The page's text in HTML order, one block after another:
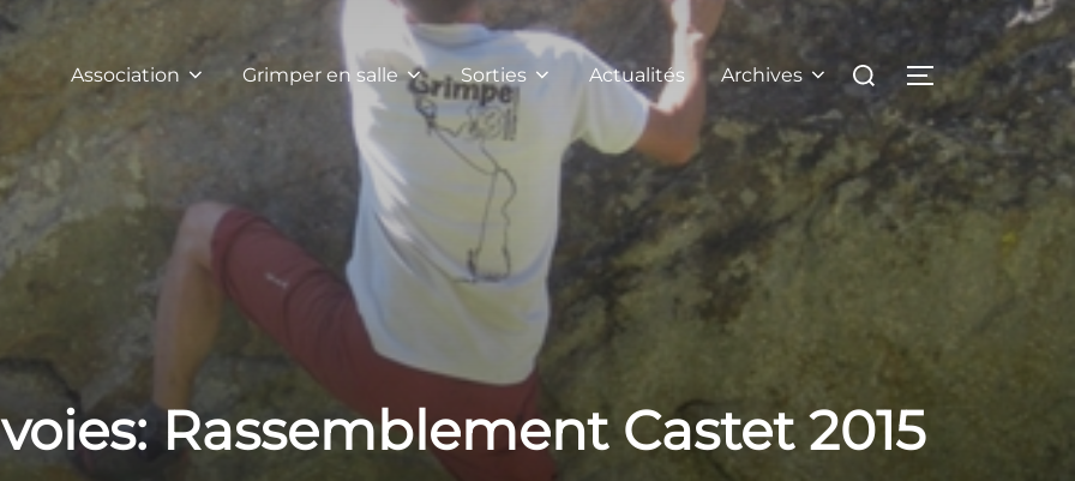
Association Grimper en salle Sorties Actualités Archives
Rechercher :
PERMUTER
Rassemblement Castet 2015